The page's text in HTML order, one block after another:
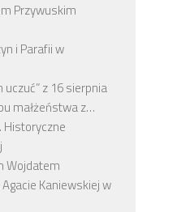
Przywuskim
i Parafii w
uczuć” z 16 sierpnia
małżeństwa z…
Historyczne
Wojdatem
Kaniewskiej w